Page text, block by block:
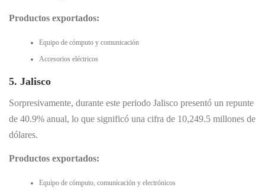
Productos exportados:
Equipo de cómputo y comunicación
Accesorios eléctricos
5. Jalisco
Sorpresivamente, durante este periodo Jalisco presentó un repunte
de 40.9% anual, lo que significó una cifra de 10,249.5 millones de
dólares.
Productos exportados:
Equipo de cómputo, comunicación y electrónicos